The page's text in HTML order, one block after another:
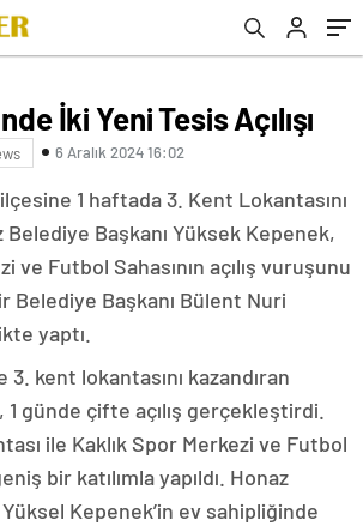
İki Yeni Tesis Açılışı
6 Aralık 2024 16:02
1 haftada 3. Kent Lokantasını
Belediye Başkanı Yüksek Kepenek,
ve Futbol Sahasının açılış vuruşunu
Belediye Başkanı Bülent Nuri
yaptı.
3. kent lokantasını kazandıran
günde çifte açılış gerçekleştirdi.
ile Kaklık Spor Merkezi ve Futbol
bir katılımla yapıldı. Honaz
Kepenek’in ev sahipliğinde